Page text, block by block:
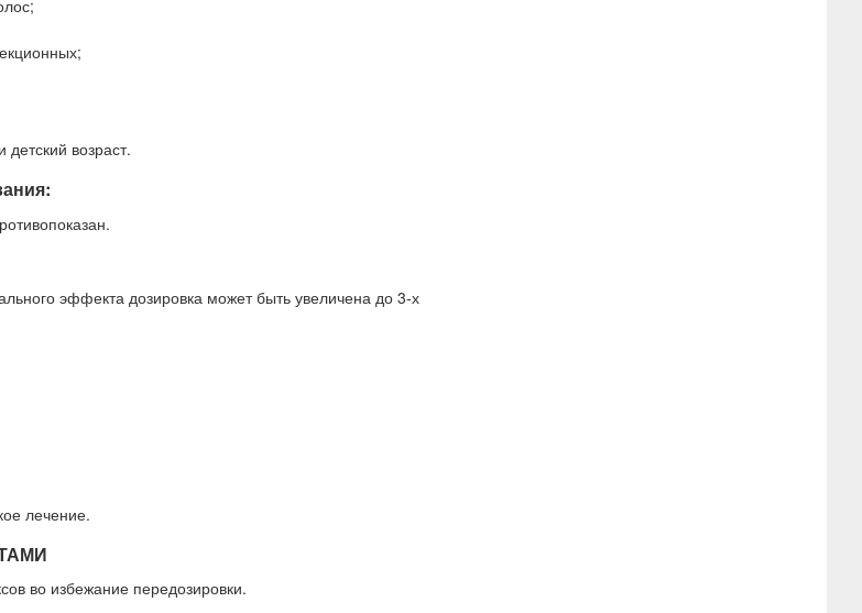
возраст.
эффекта дозировка может быть увеличена до 3-х
лечение.
во избежание передозировки.